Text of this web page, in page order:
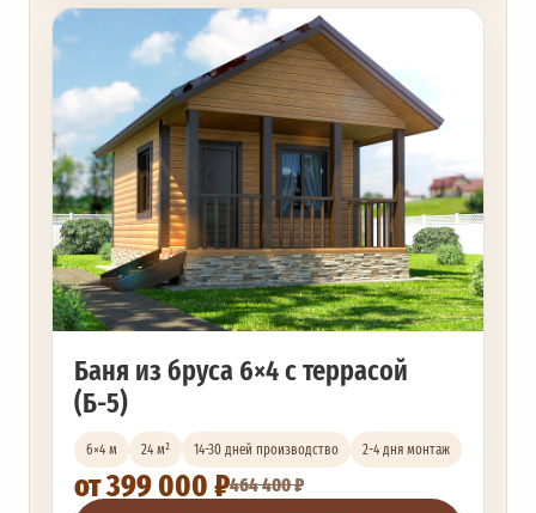
Баня из бруса 6×4 с террасой
(Б-5)
6×4 м 24 м² 14-30 дней производство 2-4 дня монтаж
от 399 000 ₽464 400 ₽